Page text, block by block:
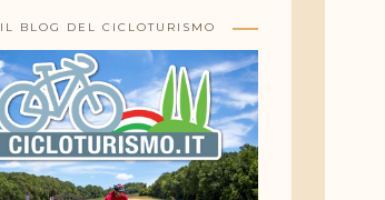
IL BLOG DEL CICLOTURISMO